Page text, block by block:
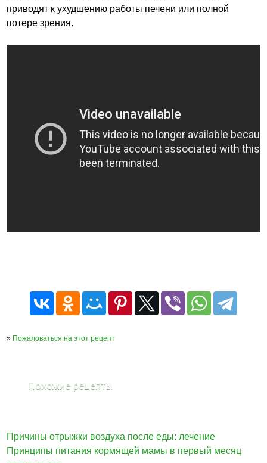
приводят к ухудшению работы печени или полной
потере зрения.
» Пожаловаться на этот рецепт
Похожие рецепты
Причины отрыжки воздуха после еды: лечение
Принципы питания кормящей мамы в первый месяц